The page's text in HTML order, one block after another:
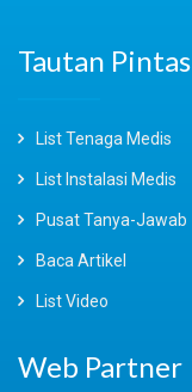
Tautan Pintas
List Tenaga Medis
List Instalasi Medis
Pusat Tanya-Jawab
Baca Artikel
List Video
Web Partner